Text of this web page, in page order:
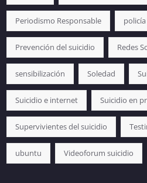
Periodismo Responsable policía
Prevención del suicidio Redes
sensibilización Soledad
Suicidio e internet Suicidio en
Supervivientes del suicidio
ubuntu Videoforum suicidio